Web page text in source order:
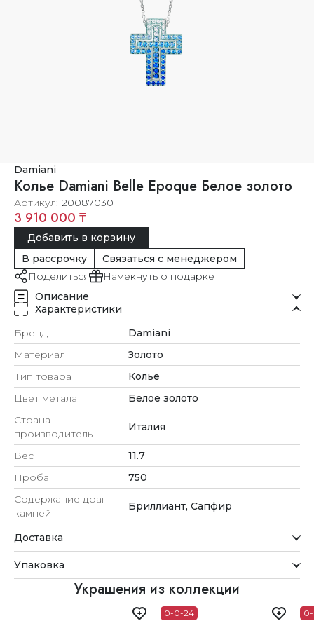
Damiani
Колье Damiani Belle Epoque Белое золото
Артикул 20087030
3 910 000 ₸
Добавить в корзину
В рассрочку
Связаться с менеджером
Поделиться
Намекнуть о подарке
Описание
Характеристики
Бренд
Damiani
Материал
Золото
Тип товара
Колье
Цвет метала
Белое золото
Страна
производитель
Италия
Вес
11.7
Проба
750
Содержание драг
камней
Бриллиант, Сапфир
Доставка
Мы стремимся обрабатывать заказы максимально
быстро и доставлять их прямо до вашей двери в
удобное для вас время.
Упаковка
Внимание к деталям
Каждое украшение проходит тщательную проверку
Украшения из коллекции
0-0-24